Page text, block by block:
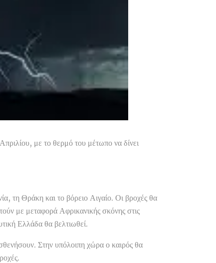
με το θερμό του μέτωπο να δίνει
τη Θράκη και το βόρειο Αιγαίο. Οι βροχές θα
με μεταφορά Αφρικανικής σκόνης στις
Ελλάδα θα βελτιωθεί.
Στην υπόλοιπη χώρα ο καιρός θα